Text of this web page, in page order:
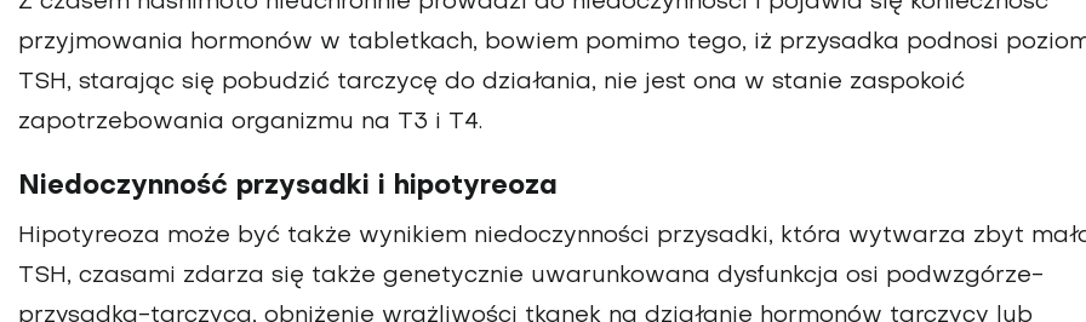
przyjmowania hormonów w tabletkach, bowiem pomimo tego, iż przysadka podnosi
TSH, starając się pobudzić tarczycę do działania, nie jest ona w stanie zaspokoić
zapotrzebowania organizmu na T3 i T4.
Niedoczynność przysadki i hipotyreoza
Hipotyreoza może być także wynikiem niedoczynności przysadki, która wytwarza zbyt
TSH, czasami zdarza się także genetycznie uwarunkowana dysfunkcja osi podwzgórze-
przysadka-tarczyca, obniżenie wrażliwości tkanek na działanie hormonów tarczycy lub